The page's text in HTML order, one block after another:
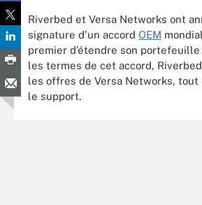
Riverbed et Versa Networks ont
signature d'un accord OEM
premier d’étendre son portefeuille
les termes de cet accord,
les offres de Versa Networks, tout
le support.